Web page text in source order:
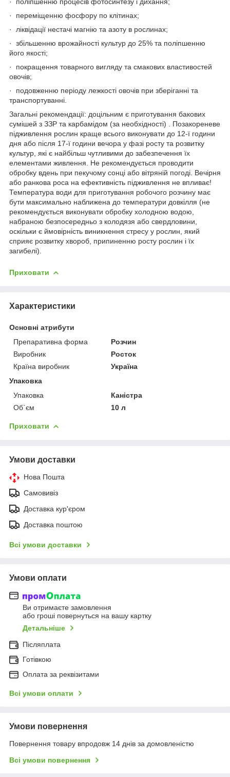
· переміщенню фосфору по клітинах;
· ліквідації нестачі магнію та азоту в рослинах;
· збільшенню врожайності культур до 25% та поліпшенню
його якості;
· покращення товарного вигляду та смакових властивостей
овочів;
· подовженню періоду лежкості овочів при зберіганні та
транспортуванні.
Загальні рекомендації: доцільним є приготування бакових
сумішей з ЗЗР та карбамідом (за необхідності) . Позакореневе
підживлення рослин краще всього виконувати до 12-ї години
дня або після 17-ї години вечора у фазі росту та розвитку
культур, які є найбільш чутливими до забезпечення їх
елементами живлення. Не рекомендується проводити
обробку вдень при пекучому сонці або вітряній погоді. Вечірня
або ранкова роса на ефективність підживлення не впливає!
Температура води для приготування робочого розчину має
бути максимально наближена до температури довкілля (не
рекомендується виконувати обробку холодною водою,
набраною безпосередньо з колодязя або свердловини,
оскільки є ймовірність виникнення стресу у рослин, який
сприяє розвитку хвороб, припиненню росту рослин і їх
загибелі).
Приховати
Характеристики
Основні атрибути
Препаративна форма
Розчин
Виробник
Росток
Країна виробник
Україна
Упаковка
Упаковка
Каністра
Об`єм
10 л
Приховати
Умови доставки
Нова Пошта
Самовивіз
Доставка кур'єром
Доставка поштою
Всі умови доставки
Умови оплати
Ви отримаєте замовлення
або гроші повернуться на вашу картку
Детальніше
Післяплата
Готівкою
Оплата за реквізитами
Всі умови оплати
Умови повернення
Повернення товару впродовж 14 днів за домовленістю
Всі умови повернення